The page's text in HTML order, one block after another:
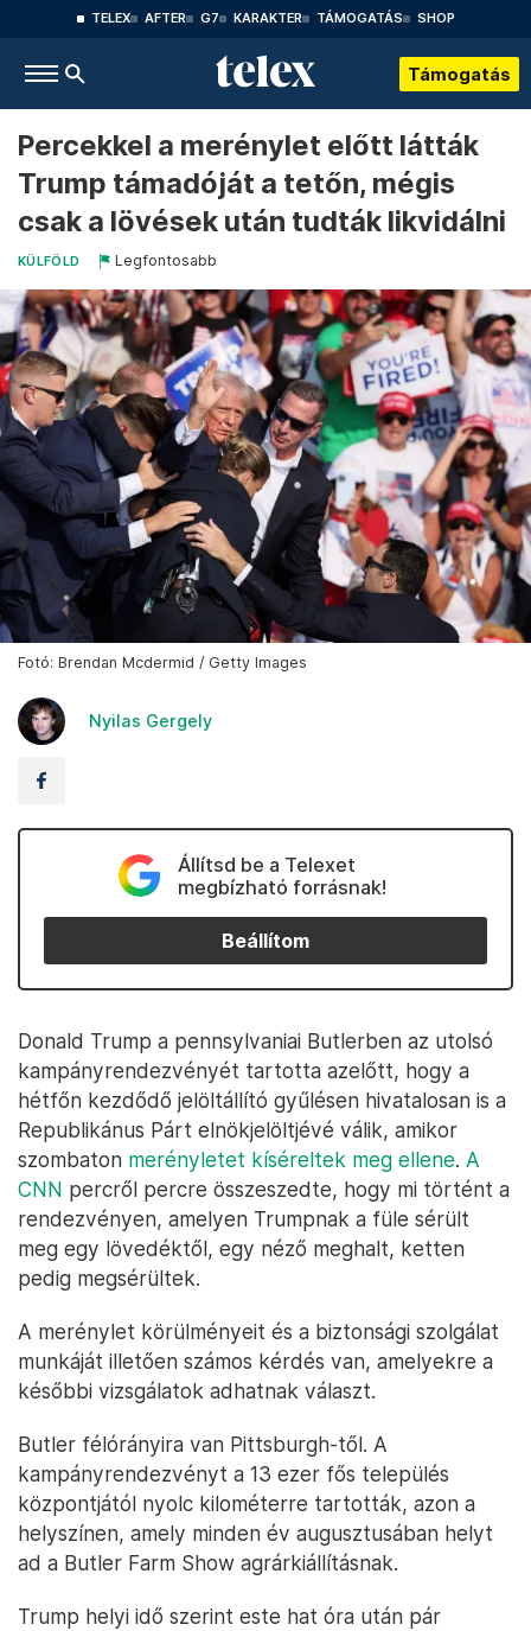
TELEX AFTER G7 KARAKTER TÁMOGATÁS SHOP
Támogatás
Percekkel a merénylet előtt látták
Trump támadóját a tetőn, mégis
csak a lövések után tudták likvidálni
KÜLFÖLD Legfontosabb
Fotó: Brendan Mcdermid / Getty Images
Nyilas Gergely
Állítsd be a Telexet
megbízható forrásnak!
Beállítom
Donald Trump a pennsylvaniai Butlerben az utolsó
kampányrendezvényét tartotta azelőtt, hogy a
hétfőn kezdődő jelöltállító gyűlésen hivatalosan is a
Republikánus Párt elnökjelöltjévé válik, amikor
szombaton merényletet kíséreltek meg ellene. A
CNN percről percre összeszedte, hogy mi történt a
rendezvényen, amelyen Trumpnak a füle sérült
meg egy lövedéktől, egy néző meghalt, ketten
pedig megsérültek.
A merénylet körülményeit és a biztonsági szolgálat
munkáját illetően számos kérdés van, amelyekre a
későbbi vizsgálatok adhatnak választ.
Butler félórányira van Pittsburgh-től. A
kampányrendezvényt a 13 ezer fős település
központjától nyolc kilométerre tartották, azon a
helyszínen, amely minden év augusztusában helyt
ad a Butler Farm Show agrárkiállításnak.
Trump helyi idő szerint este hat óra után pár